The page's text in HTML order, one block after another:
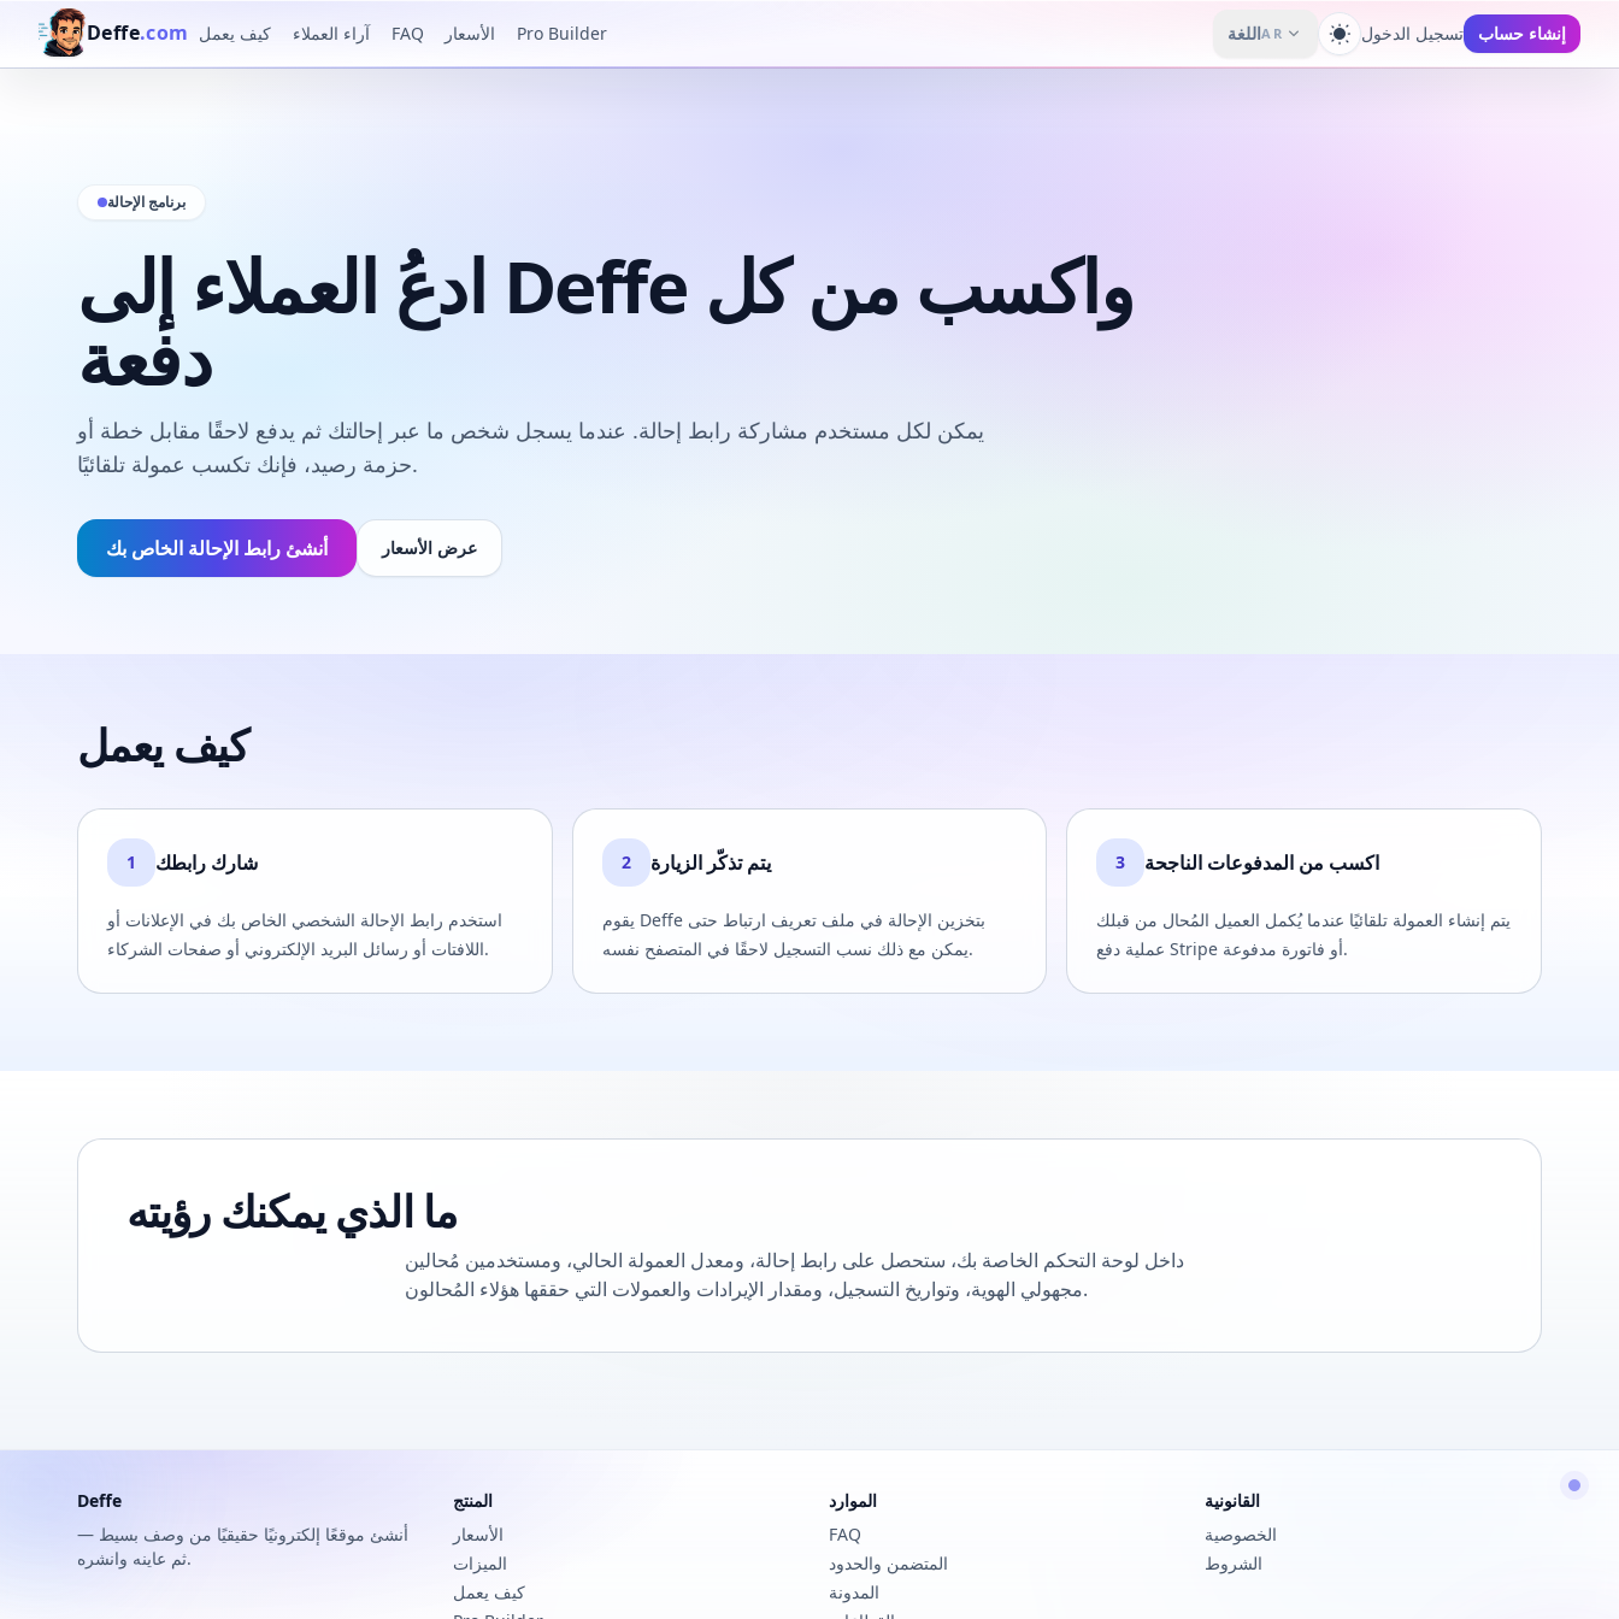
Deffe.com كيف يعمل آراء العملاء FAQ الأسعار Pro Builder اللغةAR تبديل السمة
تسجيل الدخول إنشاء حساب
برنامج الإحالة
ادعُ العملاء إلى Deffe واكسب من كل
دفعة
يمكن لكل مستخدم مشاركة رابط إحالة. عندما يسجل شخص ما عبر إحالتك ثم يدفع لاحقًا مقابل خطة أو
حزمة رصيد، فإنك تكسب عمولة تلقائيًا.
أنشئ رابط الإحالة الخاص بك عرض الأسعار
كيف يعمل
1 شارك رابطك
استخدم رابط الإحالة الشخصي الخاص بك في الإعلانات أو
اللافتات أو رسائل البريد الإلكتروني أو صفحات الشركاء.
2 يتم تذكّر الزيارة
يقوم Deffe بتخزين الإحالة في ملف تعريف ارتباط حتى
يمكن مع ذلك نسب التسجيل لاحقًا في المتصفح نفسه.
3 اكسب من المدفوعات الناجحة
يتم إنشاء العمولة تلقائيًا عندما يُكمل العميل المُحال من قبلك
عملية دفع Stripe أو فاتورة مدفوعة.
ما الذي يمكنك رؤيته
داخل لوحة التحكم الخاصة بك، ستحصل على رابط إحالة، ومعدل العمولة الحالي، ومستخدمين مُحالين
مجهولي الهوية، وتواريخ التسجيل، ومقدار الإيرادات والعمولات التي حققها هؤلاء المُحالون.
Deffe
أنشئ موقعًا إلكترونيًا حقيقيًا من وصف بسيط —
ثم عاينه وانشره.
المنتج
الأسعار
الميزات
كيف يعمل
الموارد
FAQ
المتضمن والحدود
المدونة
القانونية
الخصوصية
الشروط